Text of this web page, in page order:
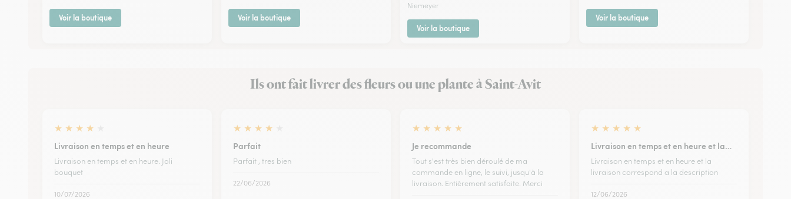
Voir la boutique Voir la boutique
Niemeyer
Voir la boutique
Voir la boutique
Ils ont fait livrer des fleurs ou une plante à Saint-Avit
★ ★ ★ ★
Livraison en temps et en heure
Livraison en temps et en heure. Joli
bouquet
10/07/2026
★ ★ ★ ★
Parfait
Parfait , tres bien
22/06/2026
★ ★ ★ ★ ★
Je recommande
Tout s'est très bien déroulé de ma
commande en ligne, le suivi, jusqu'à la
livraison. Entièrement satisfaite. Merci
★ ★ ★ ★ ★
Livraison en temps et en heure et la…
Livraison en temps et en heure et la
livraison correspond a la description
12/06/2026